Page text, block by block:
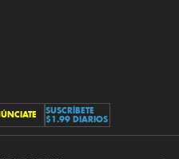
SUSCRÍBETE
$1.99 DIARIOS